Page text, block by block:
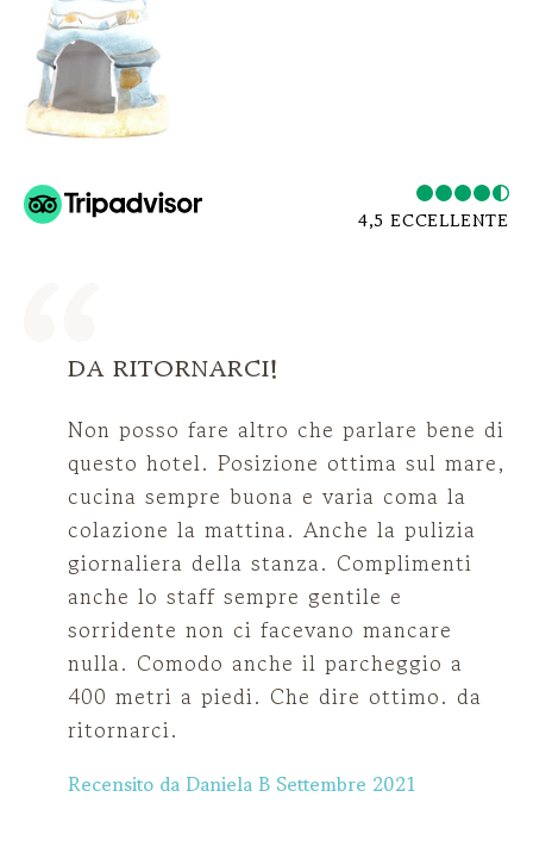
4,5 ECCELLENTE
DA RITORNARCI!
Non posso fare altro che parlare bene di
questo hotel. Posizione ottima sul mare,
cucina sempre buona e varia coma la
colazione la mattina. Anche la pulizia
giornaliera della stanza. Complimenti
anche lo staff sempre gentile e
sorridente non ci facevano mancare
nulla. Comodo anche il parcheggio a
400 metri a piedi. Che dire ottimo. da
ritornarci.
Recensito da Daniela B Settembre 2021